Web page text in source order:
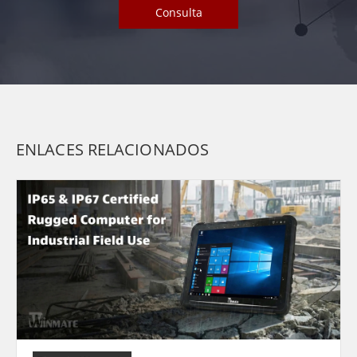
Consulta
ENLACES RELACIONADOS